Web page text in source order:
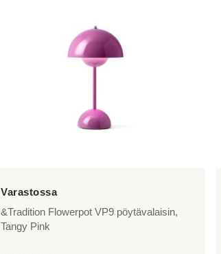
&Tradition Flowerpot VP9 pöytävalaisin,
Tangy Pink